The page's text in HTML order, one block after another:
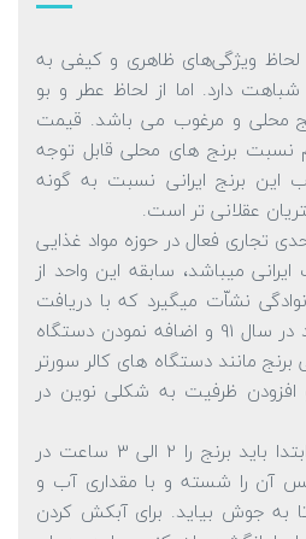
لحاظ ویژگی‌های ظاهری و کیفی به
دارد. اما از لحاظ عطر و بو
محلی و مرغوب می باشد. قیمت
نسبت برنج های محلی قابل توجه
برنج ایرانی نسبت به گونه
عقلانی تر است.
تجاری فعال در حوزه مواد غذایی
میباشد، سابقه این واحد از
نشاّت میگیرد که با دریافت
گواهی نامه ثبت برند بهزاد در سال 91 و اضافه نمودن دستگاه
مانند دستگاه های کالر سورتر
افزودن ظرفیت به شکلی نوین در
ابتدا باید برنج را 2 الی 3 ساعت در
آن را شسته و با مقداری آب و
به جوش بیاید. برای آبکش کردن